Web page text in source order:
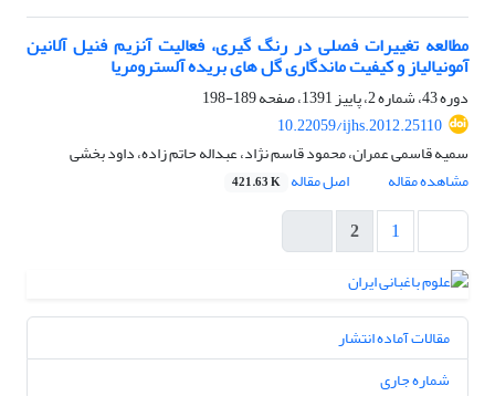
مطالعه تغییرات فصلی در رنگ گیری، فعالیت آنزیم فنیل آلانین
آمونیالیاز و کیفیت ماندگاری گل های بریده آلسترومریا
دوره 43، شماره 2، پاییز 1391، صفحه
189-198
10.22059/ijhs.2012.25110
سمیه قاسمی عمران، محمود قاسم نژاد، عبداله حاتم زاده، داود بخشی
مشاهده مقاله
اصل مقاله 421.63 K
1
2
مقالات آماده انتشار
شماره جاری